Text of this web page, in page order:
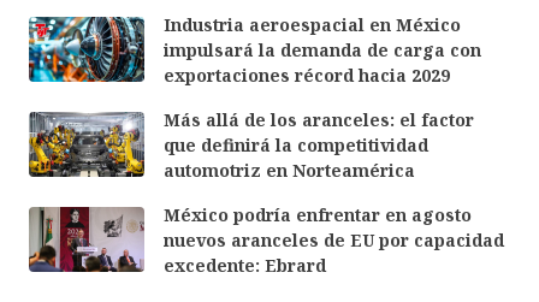
Industria aeroespacial en México
impulsará la demanda de carga con
exportaciones récord hacia 2029
Más allá de los aranceles: el factor
que definirá la competitividad
automotriz en Norteamérica
México podría enfrentar en agosto
nuevos aranceles de EU por capacidad
excedente: Ebrard